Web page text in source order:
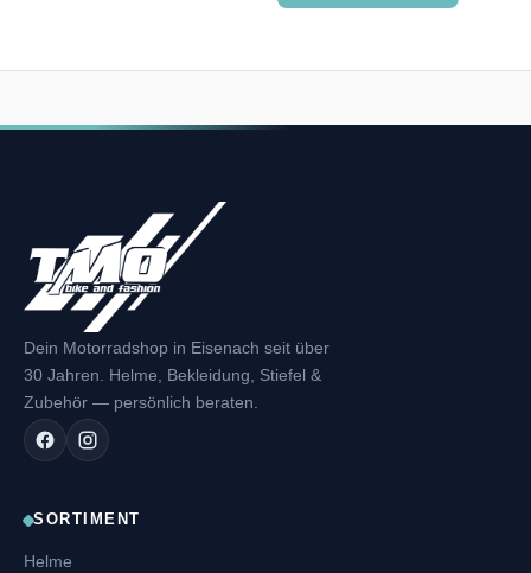
Dein Motorradshop in Eisenach seit über
30 Jahren. Helme, Bekleidung, Stiefel &
Zubehör — persönlich beraten.
SORTIMENT
Helme